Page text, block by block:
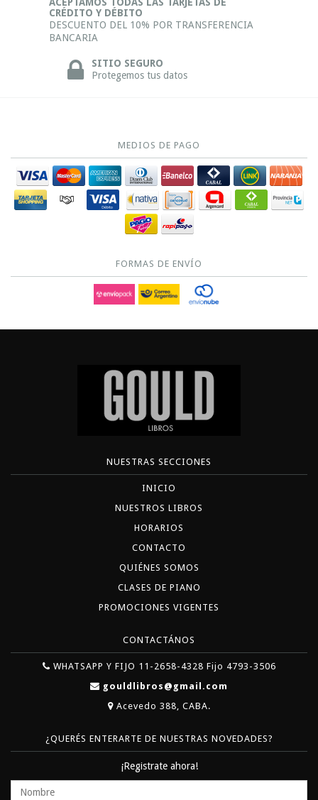
ACEPTAMOS TODAS LAS TARJETAS DE
CRÉDITO Y DÉBITO
DESCUENTO DEL 10% POR TRANSFERENCIA
BANCARIA
SITIO SEGURO
Protegemos tus datos
MEDIOS DE PAGO
FORMAS DE ENVÍO
NUESTRAS SECCIONES
INICIO
NUESTROS LIBROS
HORARIOS
CONTACTO
QUIÉNES SOMOS
CLASES DE PIANO
PROMOCIONES VIGENTES
CONTACTÁNOS
WHATSAPP Y FIJO 11-2658-4328 Fijo 4793-3506
gouldlibros@gmail.com
Acevedo 388, CABA.
¿QUERÉS ENTERARTE DE NUESTRAS NOVEDADES?
¡Registrate ahora!